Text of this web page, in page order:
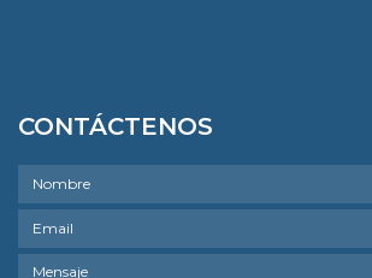
CONTÁCTENOS